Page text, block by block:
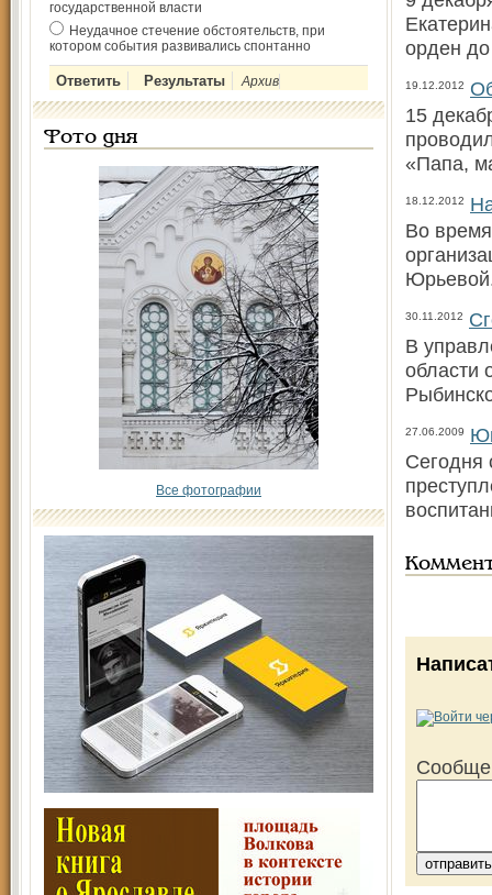
государственной власти
Неудачное стечение обстоятельств, при
котором события развивались спонтанно
Архив
Фото дня
Все фотографии
орден
19.12.2012
15
«Папа,
18.12.2012
Во
30.11.2012
В
области
27.06.2009
Сегодня